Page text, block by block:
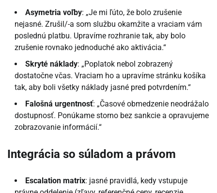
Asymetria voľby: „Je mi ľúto, že bolo zrušenie
nejasné. Zrušil/-a som službu okamžite a vraciam vám
poslednú platbu. Upravíme rozhranie tak, aby bolo
zrušenie rovnako jednoduché ako aktivácia.“
Skryté náklady: „Poplatok nebol zobrazený
dostatočne včas. Vraciam ho a upravíme stránku košíka
tak, aby boli všetky náklady jasné pred potvrdením.“
Falošná urgentnosť: „Časové obmedzenie neodrážalo
dostupnosť. Ponúkame storno bez sankcie a opravujeme
zobrazovanie informácií.“
Integrácia so súladom a právom
Escalation matrix: jasné pravidlá, kedy vstupuje